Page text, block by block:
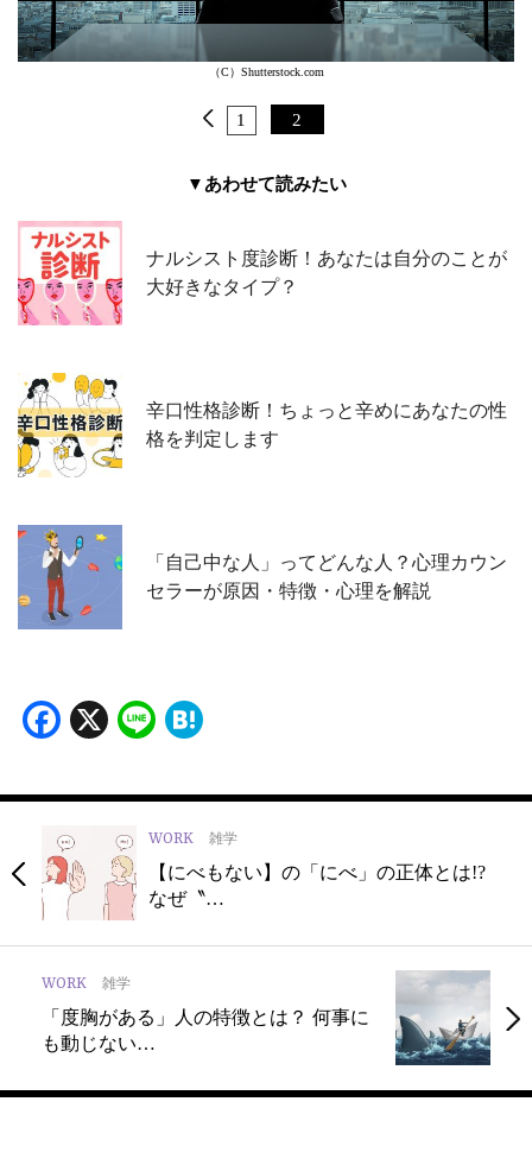
（C）Shutterstock.com
1 2
▼あわせて読みたい
ナルシスト度診断！あなたは自分のことが
大好きなタイプ？
辛口性格診断！ちょっと辛めにあなたの性
格を判定します
「自己中な人」ってどんな人？心理カウン
セラーが原因・特徴・心理を解説
Facebook
X Line
WORK 雑学
【にべもない】の「にべ」の正体とは!?
なぜ〝…
WORK 雑学
「度胸がある」人の特徴とは？ 何事に
も動じない…